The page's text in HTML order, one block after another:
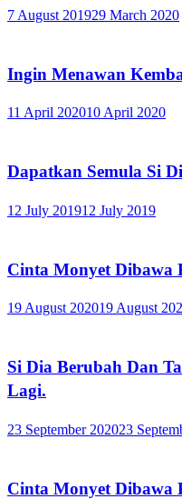
7 August 201929 March 2020
Ingin Menawan
11 April 202010 April 2020
Dapatkan Semula Si
12 July 201912 July 2019
Cinta Monyet Dibawa
19 August 202019 August
Si Dia Berubah Dan
Lagi.
23 September 202023
Cinta Monyet Dibawa